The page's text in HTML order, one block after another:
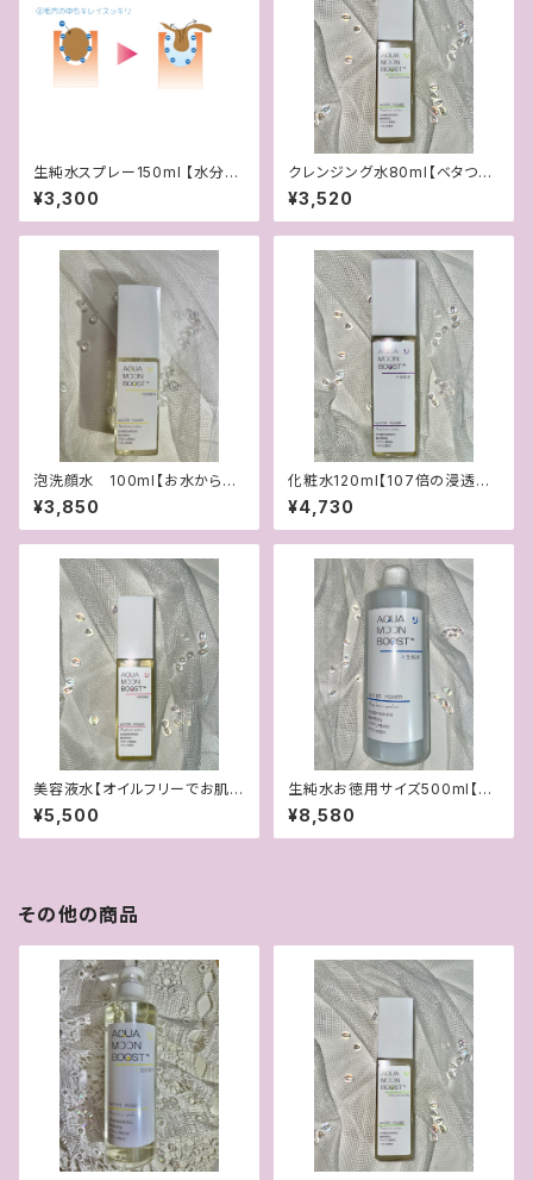
生純水スプレー150ml 【水分補
給・毛穴ケアができるブースター
水】
¥3,300
クレンジング水80ml【ベタつき・
油膜感なし新感覚の水クレンジ
ング】
¥3,520
泡洗顔水 100ml【お水から泡
立てるふわふわ泡洗顔】
¥3,850
化粧水120ml【107倍の浸透で
お肌にしみこむ！イオン化化粧
水】
¥4,730
美容液水【オイルフリーでお肌を
育てる美容液】
¥5,500
生純水お徳用サイズ500ml【お
肌を変える多機能水！お得な詰
め替え大ボトル】
¥8,580
その他の商品